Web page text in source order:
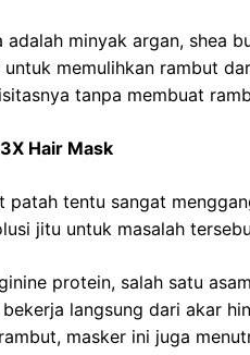
adalah minyak argan, shea
memulihkan rambut
tanpa membuat
Hair Mask
patah tentu sangat
jitu untuk masalah
protein, salah satu
langsung dari akar
masker ini juga